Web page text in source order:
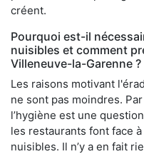
créent.
Pourquoi est-il
nuisibles et comment
Villeneuve-la-Garenne ?
Les raisons motivant
ne sont pas moindres.
l’hygiène est une
les restaurants font face
nuisibles. Il n’y a en fait